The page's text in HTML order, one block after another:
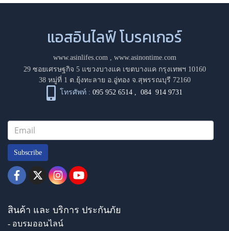
แอสอินไลฟ์ โบรคเกอร์
www.asinlifes.com, www.asinontime.com
29 ซอยเศรษฐกิจ 5 แขวงบางแค เขตบางแค กรุงเทพฯ 10160
38 หมู่ที่ 1 ต.ยุ้งทะลาย อ.อู่ทอง จ.สุพรรณบุรี 72160
โทรศัพท์ : 095 952 6514 ,084 914 9731
Subscribe
สินค้า และ บริการ ประกันภัย
- อบรมออนไลน์